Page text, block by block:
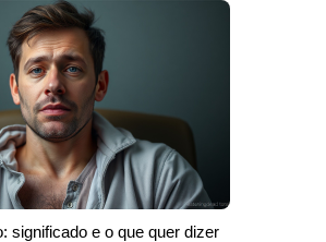
significado e o que quer dizer